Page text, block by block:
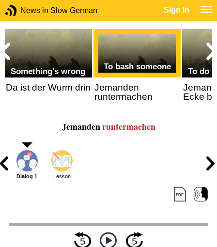
News in Slow German Sign In
Something's wrong
Da ist der Wurm drin
To bash someone
Jemanden
runtermachen
To do
Ecke
Jemandenruntermachen
Dialog 1 Lesson